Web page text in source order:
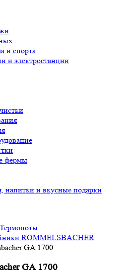
и спорта
и электростанции
фермы
напитки и вкусные подарки
ROMMELSBACHER
GA 1700
GA 1700